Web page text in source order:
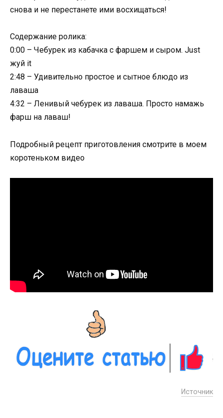
снова и не перестанете ими восхищаться!
Содержание ролика:
0:00 – Чебурек из кабачка с фаршем и сыром. Just
жуй it
2:48 – Удивительно простое и сытное блюдо из
лаваша
4:32 – Ленивый чебурек из лаваша. Просто намажь
фарш на лаваш!
Подробный рецепт приготовления смотрите в моем
коротеньком видео
Источник